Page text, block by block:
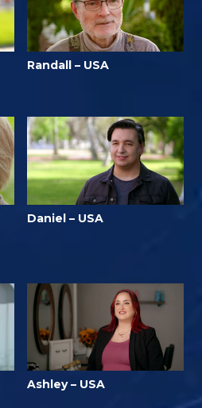
Randall – USA
Daniel – USA
Ashley – USA